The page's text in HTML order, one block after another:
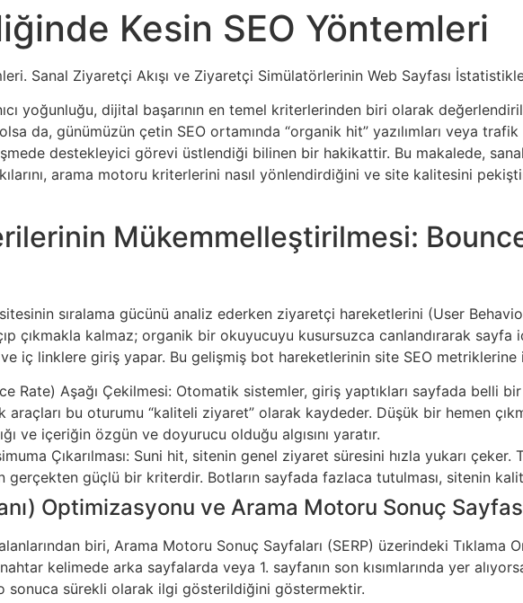
Kesin SEO Yöntemleri
Sanal Ziyaretçi Akışı ve Ziyaretçi Simülatörlerinin Web Sayfası
yoğunluğu, dijital başarının en temel kriterlerinden biri olarak
da, günümüzün çetin SEO ortamında “organik hit” yazılımları veya
destekleyici görevi üstlendiği bilinen bir hakikattir. Bu makalede,
arama motoru kriterlerini nasıl yönlendirdiğini ve site kalitesini
Mükemmelleştirilmesi:
sıralama gücünü analiz ederken ziyaretçi hareketlerini (User
çıkmakla kalmaz; organik bir okuyucuyu kusursuzca canlandırarak sayfa
ve iç linklere giriş yapar. Bu gelişmiş bot hareketlerinin site SEO
Rate) Aşağı Çekilmesi: Otomatik sistemler, giriş yaptıkları sayfada belli
araçları bu oturumu “kaliteli ziyaret” olarak kaydeder. Düşük bir hemen
ve içeriğin özgün ve doyurucu olduğu algısını yaratır.
Çıkarılması: Suni hit, sitenin genel ziyaret süresini hızla yukarı çeker.
güçlü bir kriterdir. Botların sayfada fazlaca tutulması, sitenin
Optimizasyonu ve Arama Motoru Sonuç
biri, Arama Motoru Sonuç Sayfaları (SERP) üzerindeki Tıklama
kelimede arka sayfalarda veya 1. sayfanın son kısımlarında yer
sürekli olarak ilgi gösterildiğini göstermektir.